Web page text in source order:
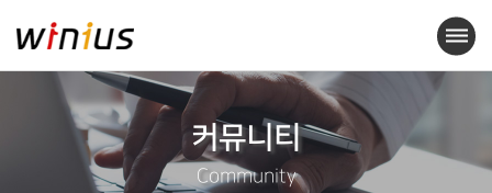
커뮤니티
Community